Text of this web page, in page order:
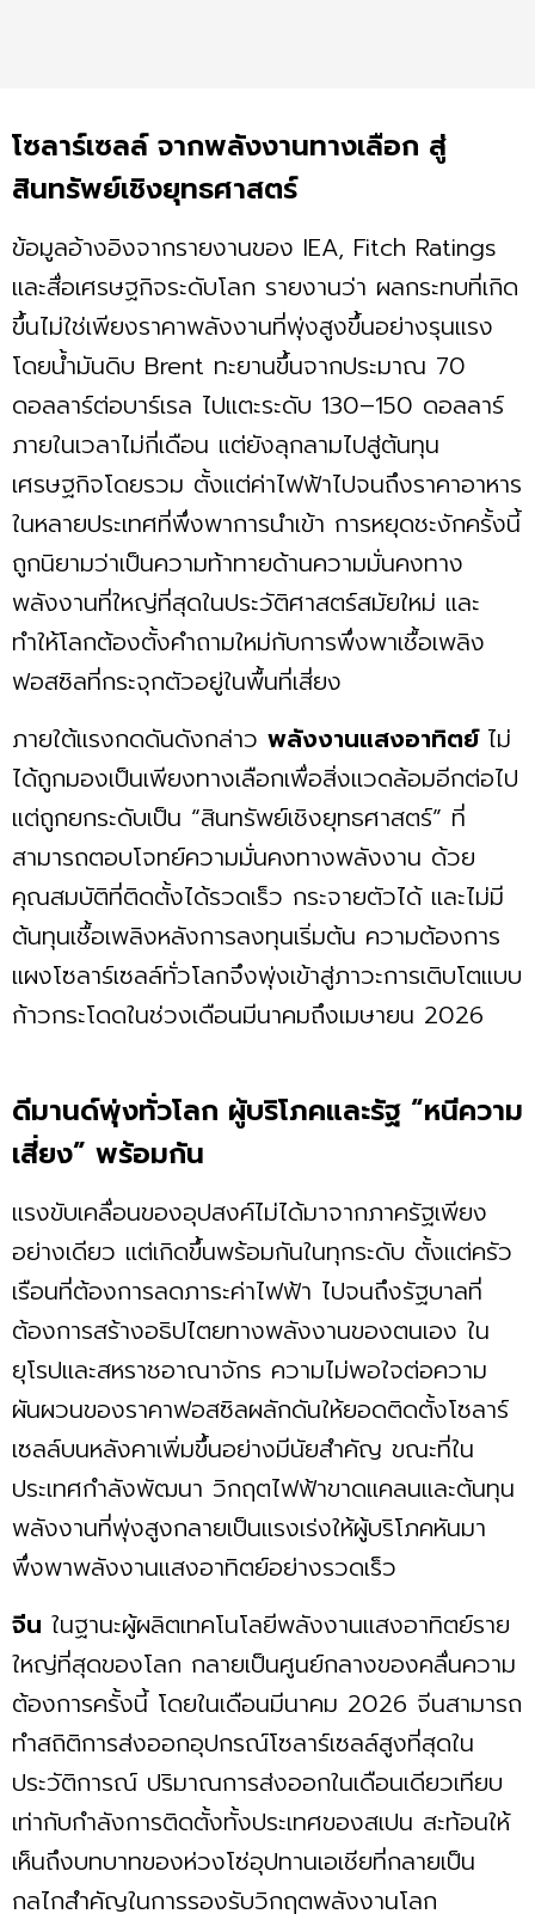
โซลาร์เซลล์ จากพลังงานทางเลือก สู่
สินทรัพย์เชิงยุทธศาสตร์
ข้อมูลอ้างอิงจากรายงานของ IEA, Fitch Ratings
และสื่อเศรษฐกิจระดับโลก รายงานว่า ผลกระทบที่เกิด
ขึ้นไม่ใช่เพียงราคาพลังงานที่พุ่งสูงขึ้นอย่างรุนแรง
โดยน้ำมันดิบ Brent ทะยานขึ้นจากประมาณ 70
ดอลลาร์ต่อบาร์เรล ไปแตะระดับ 130–150 ดอลลาร์
ภายในเวลาไม่กี่เดือน แต่ยังลุกลามไปสู่ต้นทุน
เศรษฐกิจโดยรวม ตั้งแต่ค่าไฟฟ้าไปจนถึงราคาอาหาร
ในหลายประเทศที่พึ่งพาการนำเข้า การหยุดชะงักครั้งนี้
ถูกนิยามว่าเป็นความท้าทายด้านความมั่นคงทาง
พลังงานที่ใหญ่ที่สุดในประวัติศาสตร์สมัยใหม่ และ
ทำให้โลกต้องตั้งคำถามใหม่กับการพึ่งพาเชื้อเพลิง
ฟอสซิลที่กระจุกตัวอยู่ในพื้นที่เสี่ยง
ภายใต้แรงกดดันดังกล่าว พลังงานแสงอาทิตย์ ไม่
ได้ถูกมองเป็นเพียงทางเลือกเพื่อสิ่งแวดล้อมอีกต่อไป
แต่ถูกยกระดับเป็น “สินทรัพย์เชิงยุทธศาสตร์” ที่
สามารถตอบโจทย์ความมั่นคงทางพลังงาน ด้วย
คุณสมบัติที่ติดตั้งได้รวดเร็ว กระจายตัวได้ และไม่มี
ต้นทุนเชื้อเพลิงหลังการลงทุนเริ่มต้น ความต้องการ
แผงโซลาร์เซลล์ทั่วโลกจึงพุ่งเข้าสู่ภาวะการเติบโตแบบ
ก้าวกระโดดในช่วงเดือนมีนาคมถึงเมษายน 2026
ดีมานด์พุ่งทั่วโลก ผู้บริโภคและรัฐ “หนีความ
เสี่ยง” พร้อมกัน
แรงขับเคลื่อนของอุปสงค์ไม่ได้มาจากภาครัฐเพียง
อย่างเดียว แต่เกิดขึ้นพร้อมกันในทุกระดับ ตั้งแต่ครัว
เรือนที่ต้องการลดภาระค่าไฟฟ้า ไปจนถึงรัฐบาลที่
ต้องการสร้างอธิปไตยทางพลังงานของตนเอง ใน
ยุโรปและสหราชอาณาจักร ความไม่พอใจต่อความ
ผันผวนของราคาฟอสซิลผลักดันให้ยอดติดตั้งโซลาร์
เซลล์บนหลังคาเพิ่มขึ้นอย่างมีนัยสำคัญ ขณะที่ใน
ประเทศกำลังพัฒนา วิกฤตไฟฟ้าขาดแคลนและต้นทุน
พลังงานที่พุ่งสูงกลายเป็นแรงเร่งให้ผู้บริโภคหันมา
พึ่งพาพลังงานแสงอาทิตย์อย่างรวดเร็ว
จีน ในฐานะผู้ผลิตเทคโนโลยีพลังงานแสงอาทิตย์ราย
ใหญ่ที่สุดของโลก กลายเป็นศูนย์กลางของคลื่นความ
ต้องการครั้งนี้ โดยในเดือนมีนาคม 2026 จีนสามารถ
ทำสถิติการส่งออกอุปกรณ์โซลาร์เซลล์สูงที่สุดใน
ประวัติการณ์ ปริมาณการส่งออกในเดือนเดียวเทียบ
เท่ากับกำลังการติดตั้งทั้งประเทศของสเปน สะท้อนให้
เห็นถึงบทบาทของห่วงโซ่อุปทานเอเชียที่กลายเป็น
กลไกสำคัญในการรองรับวิกฤตพลังงานโลก